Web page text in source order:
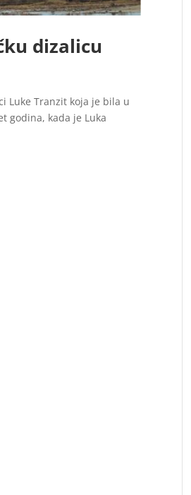
dizalicu
Luke Tranzit koja je bila u
godina, kada je Luka